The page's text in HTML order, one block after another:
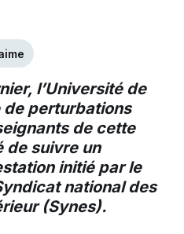
l’Université de
de perturbations
de cette
de suivre un
initié par le
national des
(Synes).